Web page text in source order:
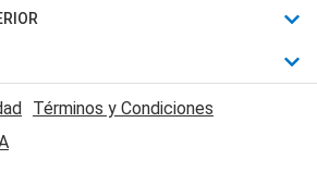
Términos y Condiciones